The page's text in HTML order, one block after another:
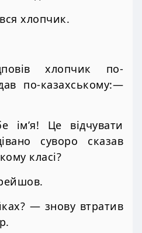
хлопчик.
хлопчик по-
по-казахському:—
Це відчувати
суворо сказав
класі?
— знову втратив